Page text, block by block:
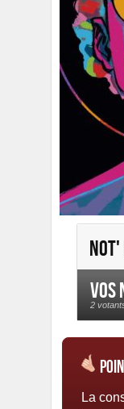
Vos
2
La